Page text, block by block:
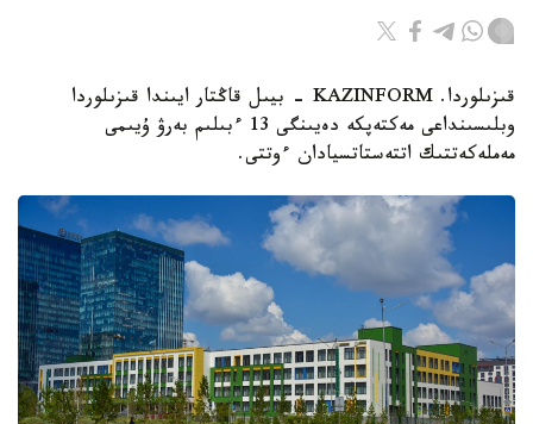
قىزىلوردا. KAZINFORM - بيىل قاڭتار ايىندا قىزىلوردا
وبلىسىنداعى مەكتەپكە دەيىنگى 13 ءبىلىم بەرۋ ۇيىمى
مەملەكەتتىك اتتەستاتسيادان ءوتتى.